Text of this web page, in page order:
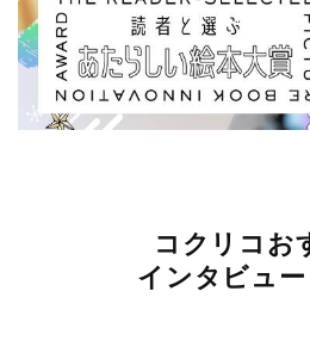
コクリコお
インタビュ